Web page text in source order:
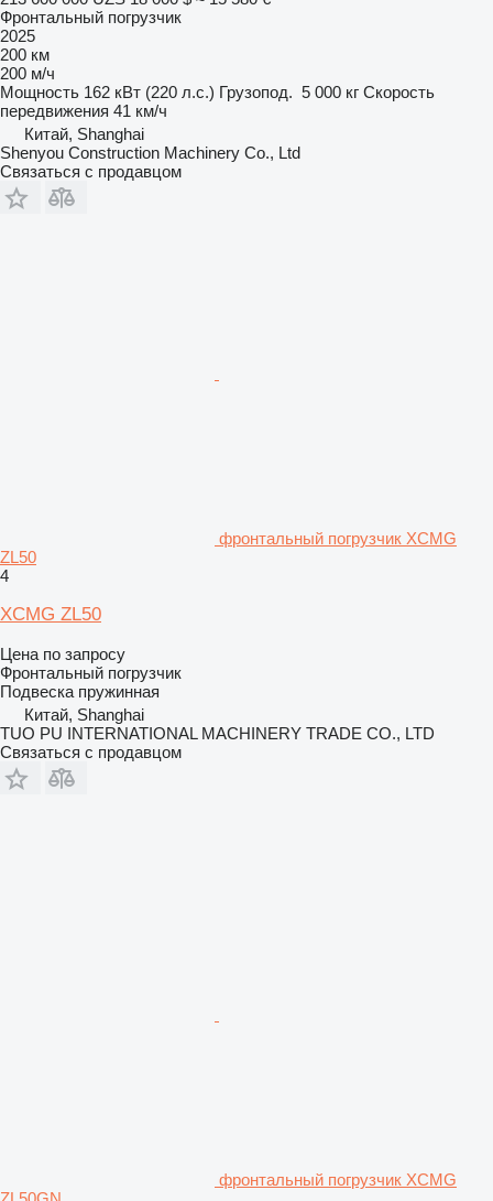
Фронтальный погрузчик
2025
200 км
200 м/ч
Мощность 162 кВт (220 л.с.) Грузопод. 5 000 кг Скорость
передвижения 41 км/ч
Китай, Shanghai
Shenyou Construction Machinery Co., Ltd
Связаться с продавцом
фронтальный погрузчик XCMG
ZL50
4
XCMG ZL50
Цена по запросу
Фронтальный погрузчик
Подвеска пружинная
Китай, Shanghai
TUO PU INTERNATIONAL MACHINERY TRADE CO., LTD
Связаться с продавцом
фронтальный погрузчик XCMG